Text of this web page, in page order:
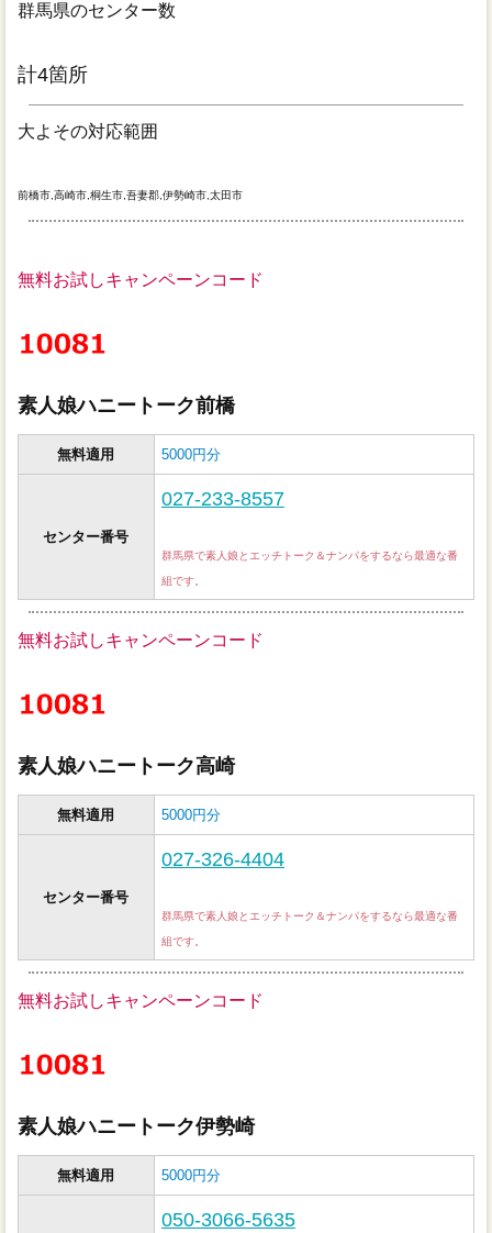
群馬県のセンター数
計4箇所
大よその対応範囲
前橋市,高崎市,桐生市,吾妻郡,伊勢崎市,太田市
無料お試しキャンペーンコード
素人娘ハニートーク前橋
無料適用 5000円分
センター番号
027-233-8557
群馬県で素人娘とエッチトーク＆ナンパをするなら最適な番
組です。
無料お試しキャンペーンコード
素人娘ハニートーク高崎
無料適用 5000円分
センター番号
027-326-4404
群馬県で素人娘とエッチトーク＆ナンパをするなら最適な番
組です。
無料お試しキャンペーンコード
素人娘ハニートーク伊勢崎
無料適用 5000円分
050-3066-5635